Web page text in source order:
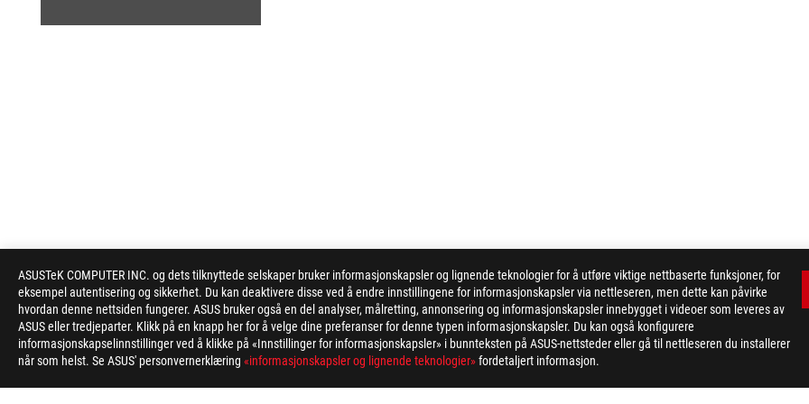
ASUSTeK COMPUTER INC. og dets tilknyttede selskaper bruker informasjonskapsler og lignende teknologier for å utføre viktige nettbaserte funksjoner, for
eksempel autentisering og sikkerhet. Du kan deaktivere disse ved å endre innstillingene for informasjonskapsler via nettleseren, men dette kan påvirke
hvordan denne nettsiden fungerer. ASUS bruker også en del analyser, målretting, annonsering og informasjonskapsler innebygget i videoer som leveres av
ASUS eller tredjeparter. Klikk på en knapp her for å velge dine preferanser for denne typen informasjonskapsler. Du kan også konfigurere
informasjonskapselinnstillinger ved å klikke på «Innstillinger for informasjonskapsler» i bunnteksten på ASUS-nettsteder eller gå til nettleseren du installerer
når som helst. Se ASUS' personvernerklæring «informasjonskapsler og lignende teknologier»fordetaljert informasjon.
ASUS
Footer
> GAMING MOTHERBOARDS > MOTHERBOARDS FILTER > ROG MAXIMUS XIII EXTREME GALLERY